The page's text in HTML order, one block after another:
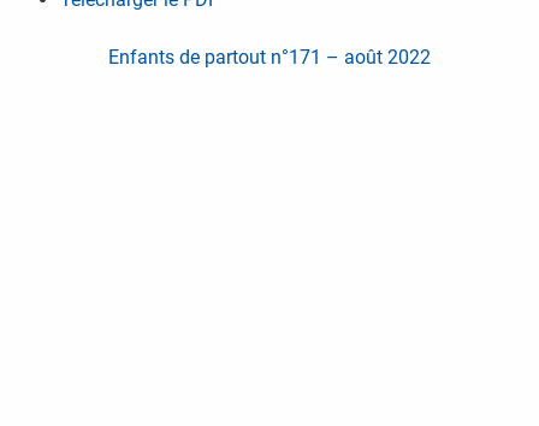
Enfants de partout n°171 – août 2022